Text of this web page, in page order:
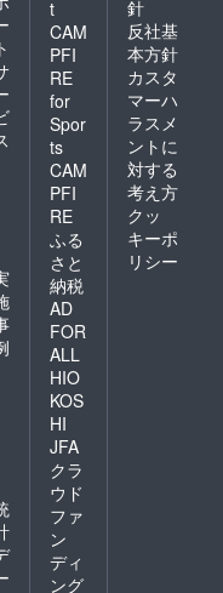
ト
t
CAM
PFI
RE
for
Spor
ts
CAM
PFI
RE
ふる
さと
納税
AD
FOR
ALL
HIO
KOS
HI
JFA
クラ
ウド
ファ
ン
ディ
ング
針
反社基
本方針
カスタ
マーハ
ラスメ
ントに
対する
考え方
クッ
キーポ
リシー